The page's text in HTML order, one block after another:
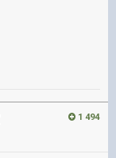
1 494